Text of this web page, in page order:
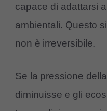
capace di adattarsi
ambientali. Questo
non è irreversibile.
Se la pressione
diminuisse e gli